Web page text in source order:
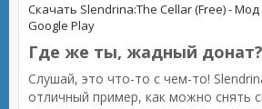
Скачать Slendrina:The Cellar (Free) -
Google Play
Где же ты, жадный донат?
Слушай, это что-то с чем-то!
отличный пример, как можно снять